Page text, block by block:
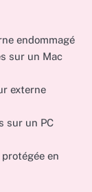
endommagé
sur un Mac
externe
sur un PC
en